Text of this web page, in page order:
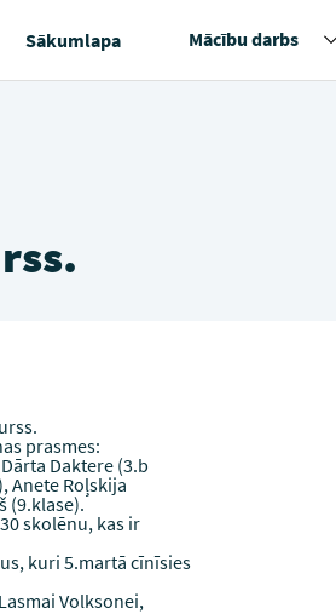
Sākumlapa Mācību darbs
prasmes:
Daktere (3.b
Anete Roļskija
(9.klase).
skolēnu, kas ir
kuri 5.martā cīnīsies
Volksonei,